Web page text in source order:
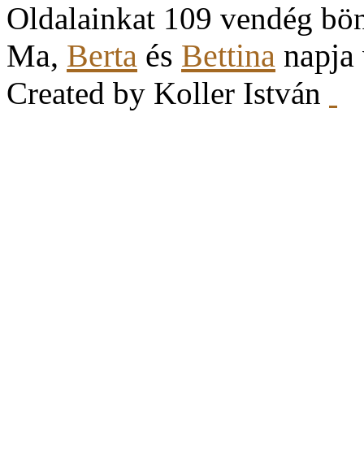
Oldalainkat 109 vendég
Ma, Berta és Bettina
Created by Koller István